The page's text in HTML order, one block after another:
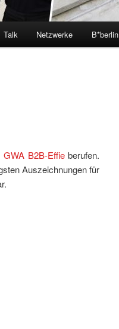
Talk Netzwerke B*berlin
GWA B2B-Effieberufen.
Auszeichnungen für